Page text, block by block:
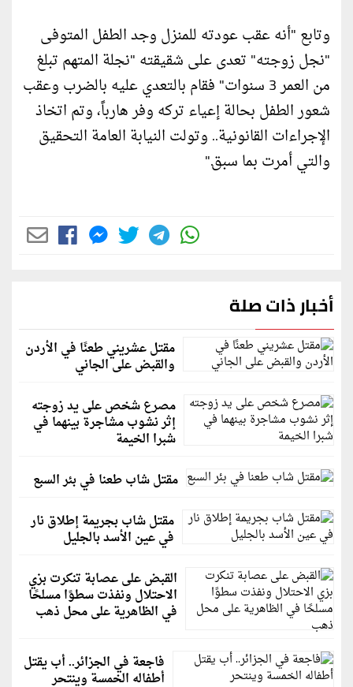
وتابع "أنه عقب عودته للمنزل وجد الطفل المتوفى
"نجل زوجته" تعدى على شقيقته "نجلة المتهم تبلغ
من العمر 3 سنوات" فقام بالتعدي عليه بالضرب وعقب
شعور الطفل بحالة إعياء تركه وفر هارباً، وتم اتخاذ
الإجراءات القانونية.. وتولت النيابة العامة التحقيق
والتي أمرت بما سبق."
أخبار ذات صلة
مقتل عشريني طعنًا في الأردن
والقبض على الجاني
مصرع شخص على يد زوجته
إثر نشوب مشاجرة بينهما في
شبرا الخيمة
مقتل شاب طعنا في بئر السبع
مقتل شاب بجريمة إطلاق نار
في عين الأسد بالجليل
القبض على عصابة تنكرت بزي
الاحتلال ونفذت سطوًا مسلحًا
في الظاهرية على محل ذهب
فاجعة في الجزائر.. أب يقتل
أطفاله الخمسة وينتحر